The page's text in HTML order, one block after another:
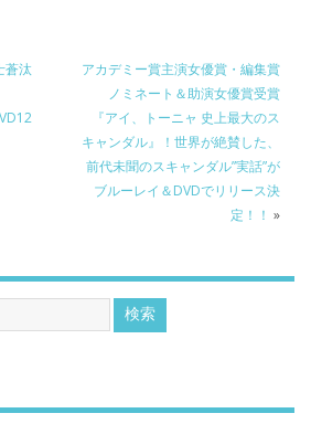
蒼汰
アカデミー賞主演女優賞・編集賞
ノミネート＆助演女優賞受賞
『アイ、トーニャ 史上最大のス
キャンダル』！世界が絶賛した、
前代未聞のスキャンダル”実話”が
ブルーレイ＆DVDでリリース決
定！！ »